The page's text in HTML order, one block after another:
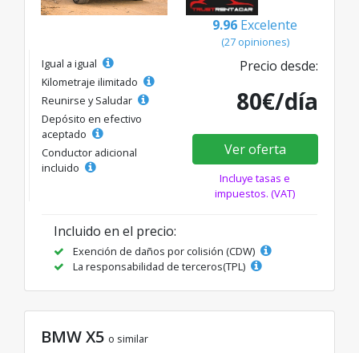
9.96 Excelente
(27 opiniones)
Igual a igual
Kilometraje ilimitado
Reunirse y Saludar
Depósito en efectivo
aceptado
Conductor adicional
incluido
Precio desde:
80€/día
Ver oferta
Incluye tasas e
impuestos. (VAT)
Incluido en el precio:
Exención de daños por colisión (CDW)
La responsabilidad de terceros(TPL)
BMW X5 o similar